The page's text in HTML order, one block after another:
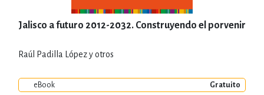
Jalisco a futuro 2012-2032. Construyendo el porvenir
Raúl Padilla López y otros
eBook Gratuito